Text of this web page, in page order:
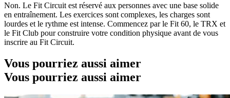
Non. Le Fit Circuit est réservé aux personnes avec une base solide
en entraînement. Les exercices sont complexes, les charges sont
lourdes et le rythme est intense. Commencez par le Fit 60, le TRX et
le Fit Club pour construire votre condition physique avant de vous
inscrire au Fit Circuit.
Vous pourriez aussi aimer
Vous pourriez aussi aimer